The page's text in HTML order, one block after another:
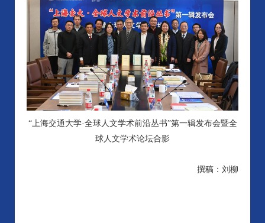
“上海交通大学·全球人文学术前沿丛书”第一辑发布会暨全
球人文学术论坛合影
撰稿：刘柳